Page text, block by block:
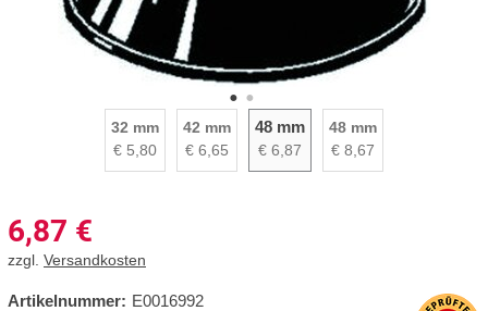
32 mm
€ 5,80
42 mm
€ 6,65
48 mm
€ 6,87
48 mm
€ 8,67
6,87 €
zzgl. Versandkosten
Artikelnummer: E0016992